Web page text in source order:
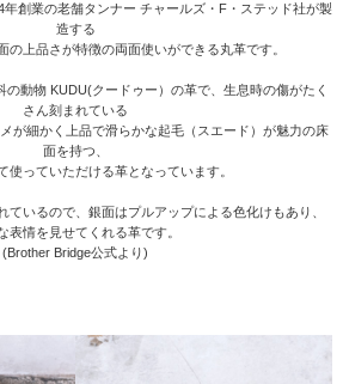
創業の老舗タンナー チャールズ・F・ステッド社が製
造する
の上品さが特徴の両面使いができる丸革です。
の動物 KUDU(クードゥー）の革で、生息時の傷がたく
さん刻まれている
が細かく上品で滑らかな起毛（スエード）が魅力の床
面を持つ、
使っていただける革となっています。
ているので、銀面はプルアップによる色化けもあり、
表情を見せてくれる革です。
(Brother Bridge公式より)